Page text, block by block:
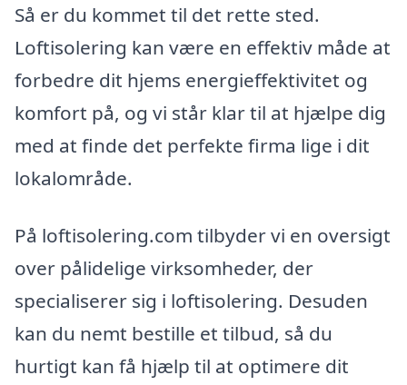
Så er du kommet til det rette sted.
Loftisolering kan være en effektiv måde at
forbedre dit hjems energieffektivitet og
komfort på, og vi står klar til at hjælpe dig
med at finde det perfekte firma lige i dit
lokalområde.
På loftisolering.com tilbyder vi en oversigt
over pålidelige virksomheder, der
specialiserer sig i loftisolering. Desuden
kan du nemt bestille et tilbud, så du
hurtigt kan få hjælp til at optimere dit